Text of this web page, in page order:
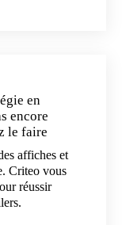
en
encore
le faire
affiches et
Criteo vous
réussir